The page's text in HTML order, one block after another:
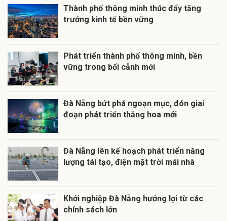
Thành phố thông minh thúc đẩy tăng
trưởng kinh tế bền vững
Phát triển thành phố thông minh, bền
vững trong bối cảnh mới
Đà Nẵng lên kế hoạch phát triển năng
lượng tái tạo, điện mặt trời mái nhà
Khởi nghiệp Đà Nẵng hưởng lợi từ các
chính sách lớn